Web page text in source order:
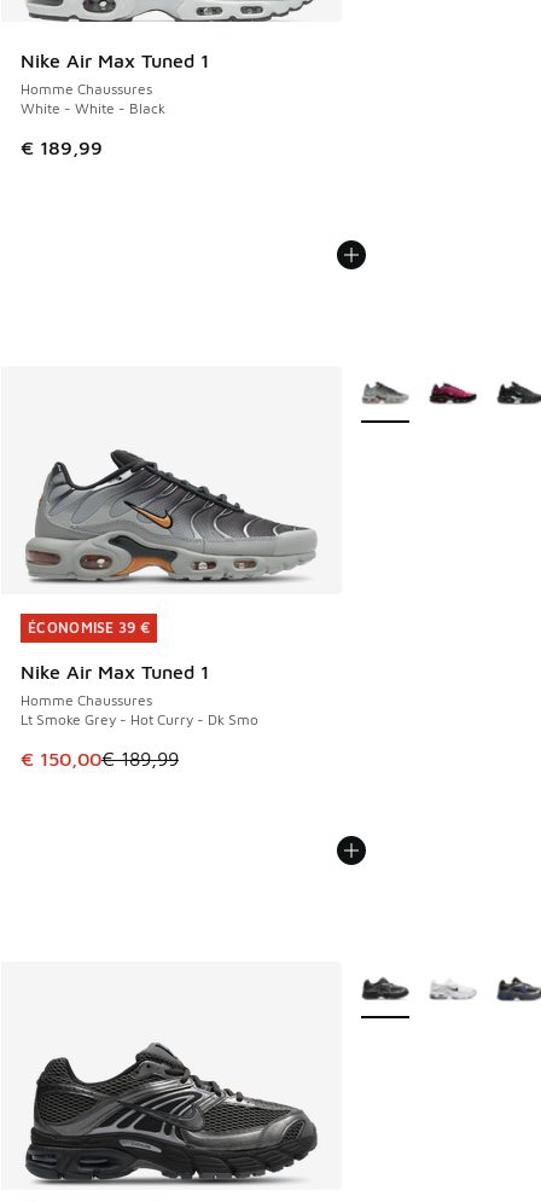
Nike Air Max Tuned 1
Homme Chaussures
White - White - Black
€ 189,99
ÉCONOMISE 39 €
Nike Air Max Tuned 1
Homme Chaussures
Lt Smoke Grey - Hot Curry - Dk Smo
Cet article est en promotion. Prix en baisse de € 189,99 à
€ 150,00€ 189,99
ÉCONOMISE 39 €
Plus de couleurs
Plus de couleurs